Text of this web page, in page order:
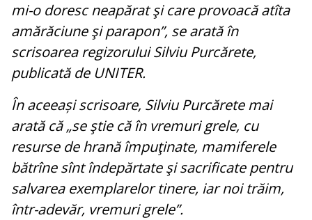
mi-o doresc neapărat şi care provoacă atîta
amărăciune şi parapon”, se arată în
scrisoarea regizorului Silviu Purcărete,
publicată de UNITER.
În aceeași scrisoare, Silviu Purcărete mai
arată că „se ştie că în vremuri grele, cu
resurse de hrană împuţinate, mamiferele
bătrîne sînt îndepărtate şi sacrificate pentru
salvarea exemplarelor tinere, iar noi trăim,
într-adevăr, vremuri grele”.